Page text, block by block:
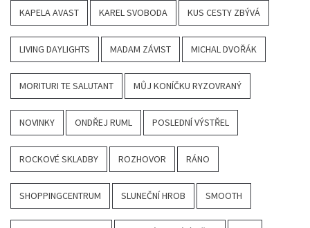
KAPELA AVAST KAREL SVOBODA KUS CESTY ZBÝVÁ
LIVING DAYLIGHTS MADAM ZÁVIST MICHAL DVOŘÁK
MORITURI TE SALUTANT MŮJ KONÍČKU RYZOVRANÝ
NOVINKY ONDŘEJ RUML POSLEDNÍ VÝSTŘEL
ROCKOVÉ SKLADBY ROZHOVOR RÁNO
SHOPPINGCENTRUM SLUNEČNÍ HROB SMOOTH